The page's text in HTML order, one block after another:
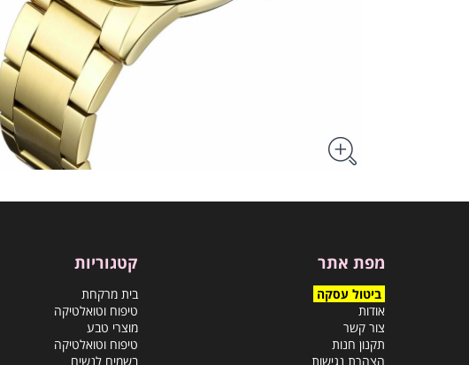
מפת אתר
ביטול עסקה
אודות
צור קשר
תקנון חנות
הצהרת נגישות
קטגוריות
בית מרקחת
טיפוח וטואלטיקה
מוצרי טבע
טיפוח וטואלטיקה
בשמים לנשים